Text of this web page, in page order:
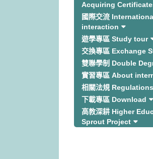
Acquiring
國際交流
interaction
遊學專區 Study tour
交換專區 Exchange
雙聯學制 Double
實習專區 About
相關法規 Regulations
下載專區 Download
高教深耕 Higher
Sprout Project